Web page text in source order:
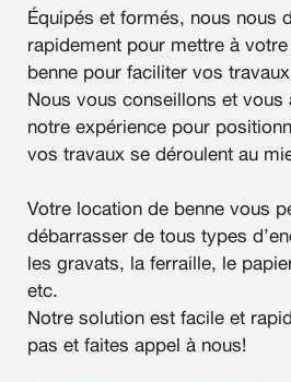
Équipés et formés, nous nous
rapidement pour mettre à
benne pour faciliter vos
Nous vous conseillons et vous
notre expérience pour
vos travaux se déroulent au
Votre location de benne vous
débarrasser de tous types
les gravats, la ferraille, le
etc.
Notre solution est facile et
pas et faites appel à nous!